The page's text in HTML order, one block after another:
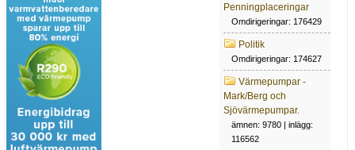
Penningplaceringar
Omdirigeringar: 176429
Politik
Omdirigeringar: 174627
Värmepumpar -
Mark/Berg och
Sjövärmepumpar.
ämnen: 9780 | inlägg:
116562